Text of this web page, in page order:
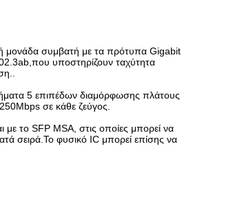
μονάδα συμβατή με τα πρότυπα Gigabit
υποστηρίζουν ταχύτητα
5 επιπέδων διαμόρφωσης πλάτους
σε κάθε ζεύγος.
το SFP MSA, στις οποίες μπορεί να
σειρά.Το φυσικό IC μπορεί επίσης να